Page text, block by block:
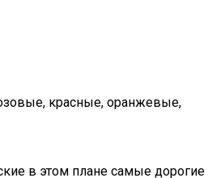
красные, оранжевые,
в этом плане самые дорогие